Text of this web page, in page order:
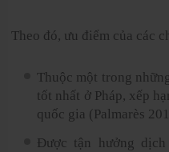
Theo đó, ưu điểm của các
Thuộc một trong
tốt nhất ở Pháp, xếp
quốc gia (Palmarès
Được tận hưởng